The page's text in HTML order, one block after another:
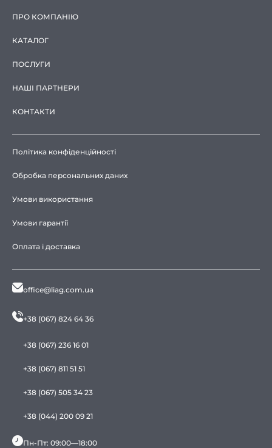
ПРО КОМПАНІЮ
КАТАЛОГ
ПОСЛУГИ
НАШІ ПАРТНЕРИ
КОНТАКТИ
Політика конфіденційності
Обробка персональних даних
Умови використання
Умови гарантії
Оплата і доставка
office@liag.com.ua
+38 (067) 824 64 36
+38 (067) 236 16 01
+38 (067) 811 51 51
+38 (067) 505 34 23
+38 (044) 200 09 21
Пн-Пт: 09:00—18:00